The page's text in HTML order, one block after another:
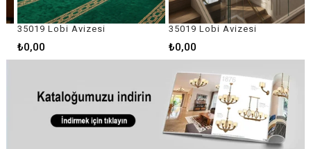
35019 Lobi Avizesi
₺0,00
35019 Lobi Avizesi
₺0,00